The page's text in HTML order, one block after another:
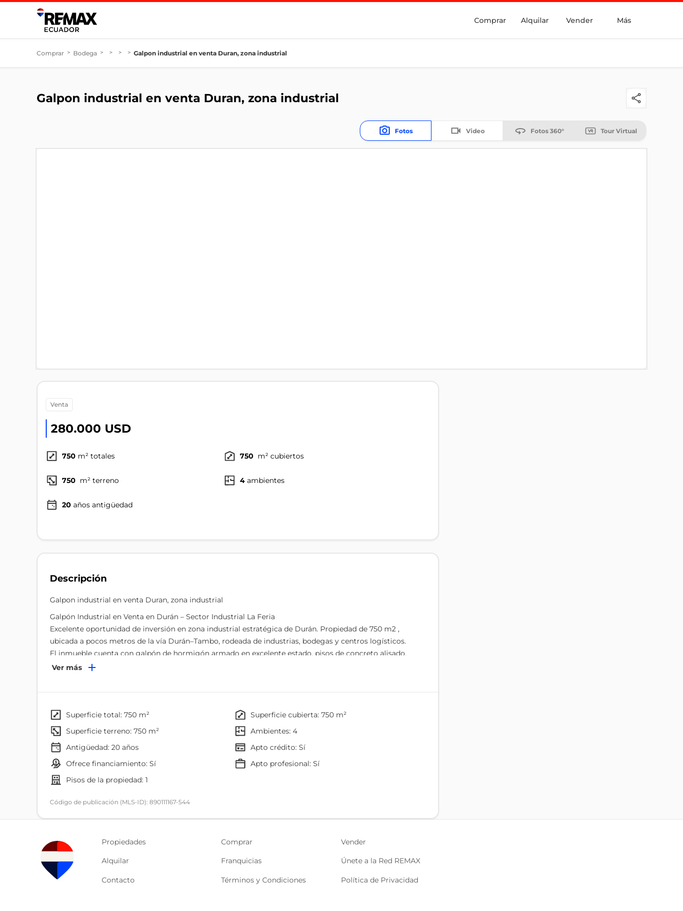
Comprar Alquilar Vender Más
Comprar > Bodega > > > > Galpon industrial en venta Duran, zona industrial
Galpon industrial en venta Duran, zona industrial
Fotos Video Fotos 360° Tour Virtual
venta
280.000 USD
750 m² totales 750 m² cubiertos
750 m² terreno 4 ambientes
20 años antigüedad
Descripción
Galpon industrial en venta Duran, zona industrial
Galpón Industrial en Venta en Durán – Sector Industrial La Feria
Excelente oportunidad de inversión en zona industrial estratégica de Durán. Propiedad de 750 m2 ,
ubicada a pocos metros de la vía Durán–Tambo, rodeada de industrias, bodegas y centros logísticos.
El inmueble cuenta con galpón de hormigón armado en excelente estado, pisos de concreto alisado,
estructura metálica y áreas complementarias que incluyen oficinas administrativas, bodegas, baños y
básicos, lo que la hace ideal para operaciones industriales, almacenamiento o logística.
bancos, gasolineras, centros comerciales y transporte.
Ideal para empresas que buscan operar o invertir en una zona industrial clave de Duran.
Ver más
superficie total: 750 m²
superficie cubierta: 750 m²
superficie terreno: 750 m²
ambientes: 4
Antigüedad: 20 años
Apto crédito: Sí
ofrece financiamiento: Sí
apto profesional: Sí
pisos de la propiedad: 1
Código de publicación (MLS-ID): 890111167-544
Propiedades Comprar Vender
Alquilar Franquicias Únete a la Red REMAX
Contacto Términos y Condiciones Política de Privacidad